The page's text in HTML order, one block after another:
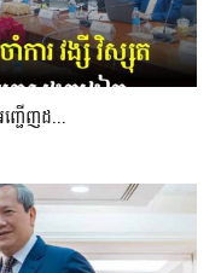
ញ្ជើញដ...